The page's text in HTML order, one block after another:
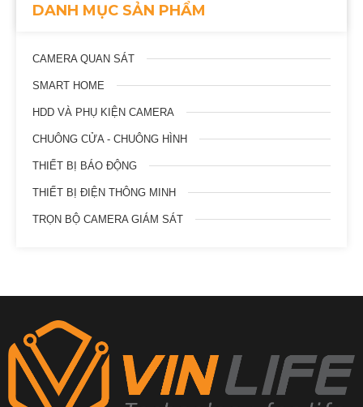
DANH MỤC SẢN PHẨM
CAMERA QUAN SÁT
SMART HOME
HDD VÀ PHỤ KIỆN CAMERA
CHUÔNG CỬA - CHUÔNG HÌNH
THIẾT BỊ BÁO ĐỘNG
THIẾT BỊ ĐIỆN THÔNG MINH
TRỌN BỘ CAMERA GIÁM SÁT